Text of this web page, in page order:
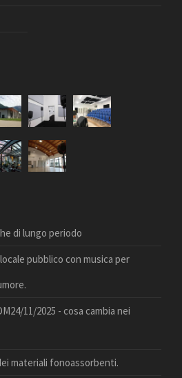
di lungo periodo
pubblico con musica per
11/2025 - cosa cambia nei
materiali fonoassorbenti.